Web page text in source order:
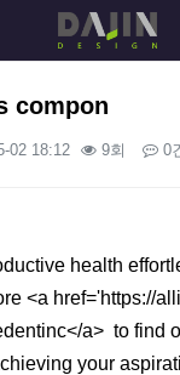
compon
02 18:12 9회 0
health
<a href='https://
a> to find
your